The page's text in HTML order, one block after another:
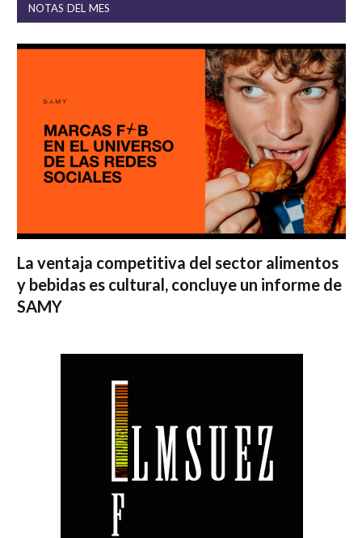
NOTAS DEL MES
La ventaja competitiva del sector alimentos
y bebidas es cultural, concluye un informe de
SAMY